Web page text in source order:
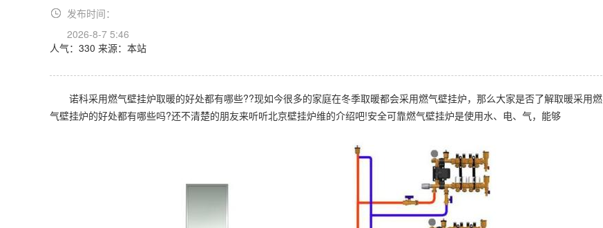
发布时间：
2026-8-7 5:46
人气：330 来源：本站
诺科采用燃气壁挂炉取暖的好处都有哪些??现如今很多的家庭在冬季取暖都会采用燃气壁挂炉，那么大家是否了解取暖采用燃
气壁挂炉的好处都有哪些吗?还不清楚的朋友来听听北京壁挂炉维的介绍吧!安全可靠燃气壁挂炉是使用水、电、气，能够